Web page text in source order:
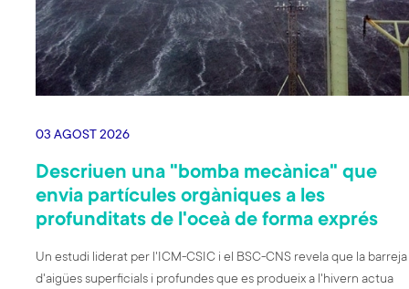
03 AGOST 2026
Descriuen una "bomba mecànica" que
envia partícules orgàniques a les
profunditats de l'oceà de forma exprés
Un estudi liderat per l'ICM-CSIC i el BSC-CNS revela que la barreja
d'aigües superficials i profundes que es produeix a l'hivern actua